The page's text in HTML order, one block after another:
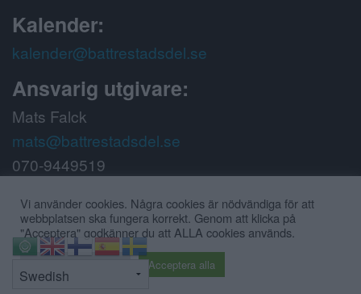
Kalender:
kalender@battrestadsdel.se
Ansvarig utgivare:
Mats Falck
mats@battrestadsdel.se
070-9449519
Följ oss på:
Vi använder cookies. Några cookies är nödvändiga för att
webbplatsen ska fungera korrekt. Genom att klicka på
"Acceptera" godkänner du att ALLA cookies används.
Acceptera alla